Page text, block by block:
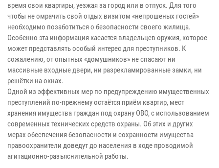
время свои квартиры, уезжая за город или в отпуск. Для того
чтобы не омрачить свой отдых визитом «непрошеных гостей»
необходимо позаботиться о безопасности своего жилища.
Особенно эта информация касается владельцев оружия, которое
может представлять особый интерес для преступников. К
сожалению, от опытных «домушников» не спасают ни
массивные входные двери, ни разрекламированные замки, ни
решётки на окнах.
Одной из эффективных мер по предупреждению имущественных
преступлений по-прежнему остаётся приём квартир, мест
хранения имущества граждан под охрану ОВО, с использованием
современных технических средств охраны. Об этих и других
мерах обеспечения безопасности и сохранности имущества
правоохранители доведут до населения в ходе проводимой
агитационно-разъяснительной работы.